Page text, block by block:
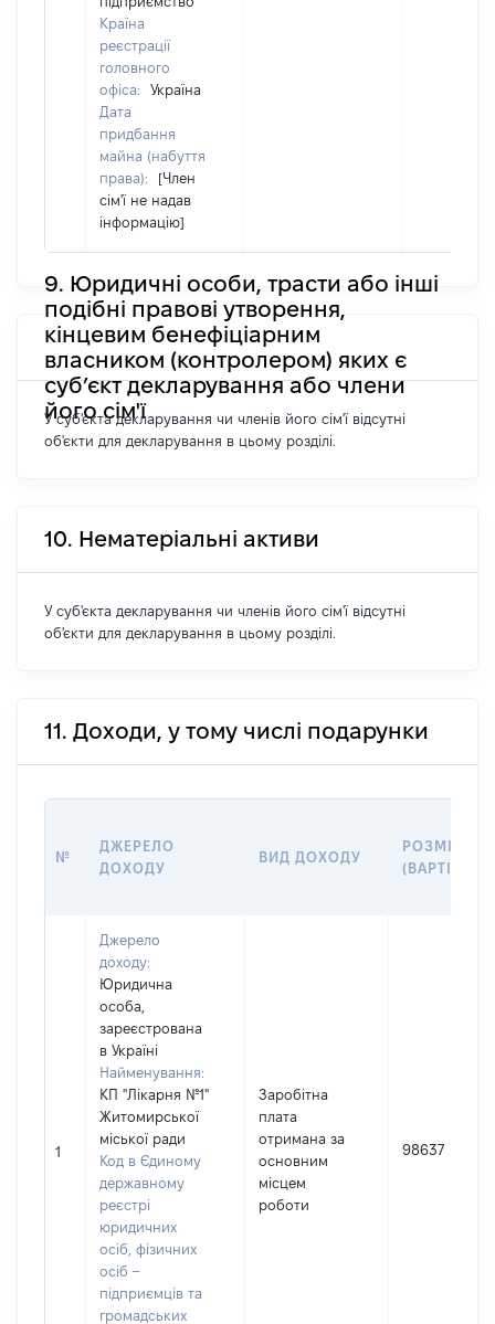
Країна
реєстрації
головного
офіса:
Україна
Дата
придбання
майна (набуття
права):
[Член
сім'ї не надав
інформацію]
9. Юридичні особи, трасти або інші
подібні правові утворення,
кінцевим бенефіціарним
власником (контролером) яких є
суб’єкт декларування або члени
його сім'ї
У суб'єкта декларування чи членів його сім'ї відсутні
об'єкти для декларування в цьому розділі.
10. Нематеріальні активи
У суб'єкта декларування чи членів його сім'ї відсутні
об'єкти для декларування в цьому розділі.
11. Доходи, у тому числі подарунки
№
ДЖЕРЕЛО
ДОХОДУ
ВИД ДОХОДУ
РОЗМІР
(ВАРТІСТЬ)
1
Джерело
доходу:
Юридична
особа,
зареєстрована
в Україні
Найменування:
КП "Лікарня №1"
Житомирської
міської ради
Код в Єдиному
державному
реєстрі
юридичних
осіб, фізичних
осіб –
підприємців та
громадських
Заробітна
плата
отримана за
основним
місцем
роботи
98637